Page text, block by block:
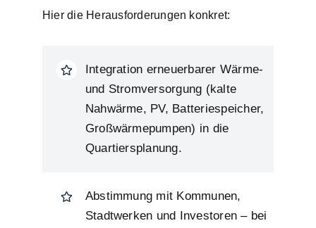
Hier die Herausforderungen konkret:
Integration erneuerbarer Wärme-
und Stromversorgung (kalte
Nahwärme, PV, Batteriespeicher,
Großwärmepumpen) in die
Quartiersplanung.
Abstimmung mit Kommunen,
Stadtwerken und Investoren – bei